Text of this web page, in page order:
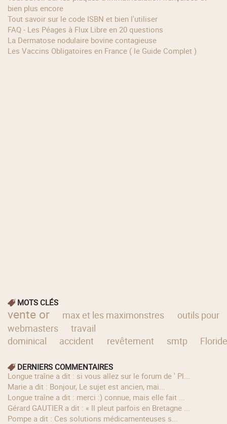
bien plus encore
Tout savoir sur le code ISBN et bien l'utiliser
FAQ - Les Péages à Flux Libre en 20 questions
La Dermatose nodulaire bovine contagieuse
Les Vaccins Obligatoires en France ( le Guide Complet )
MOTS CLÉS
vente or max et les maximonstres
outils pour
webmasters
travail
dominical
accident revêtement smtp Floride
DERNIERS COMMENTAIRES
longue traîne a dit : si vous allez sur le forum de ' Pl...
Marie a dit : Bonjour, Le sujet est ancien, mai...
longue traîne a dit : merci :) connue, mais elle fait ...
Gérard GAUTIER a dit : « Il pleut parfois en Bretagne ...
Pompe a dit : Ces solutions médicamenteuses s...